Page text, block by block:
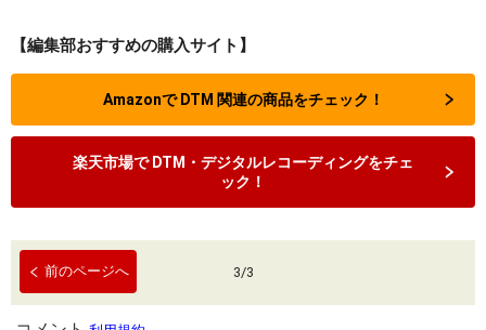
【編集部おすすめの購入サイト】
Amazonで DTM 関連の商品をチェック！
楽天市場で DTM・デジタルレコーディングをチェ
ック！
前のページへ 3/3